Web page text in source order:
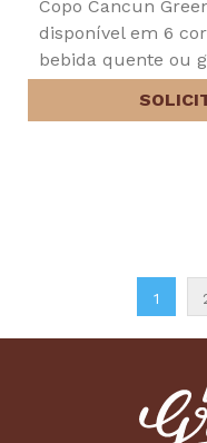
Copo Cancun
disponível em 6
bebida quente ou
1